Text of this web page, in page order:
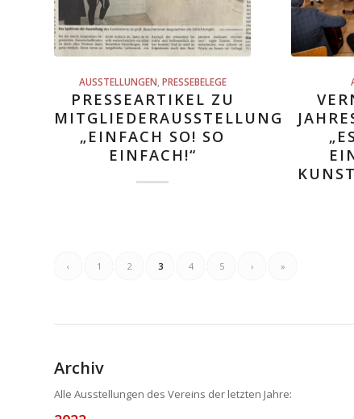
AUSSTELLUNGEN PRESSEBELEGE
PRESSEARTIKEL ZU
MITGLIEDERAUSSTELLUNG
„EINFACH SO! SO
EINFACH!“
‹ 1 2 3 4 5 › »
Archiv
Alle Ausstellungen des Vereins der letzten Jahre: